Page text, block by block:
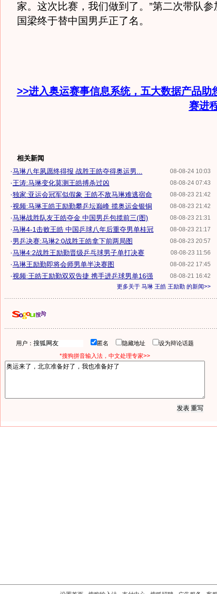
家。这次比赛，我们做到了。”第二次带队
国梁终于替中国男乒正了名。
>>进入奥运赛事信息系统，五大数据产品助
赛进
相关新闻
08-08-24 10:03
·马琳八年夙愿终得报 战胜王皓夺得奥运男...
08-08-24 07:43
·王涛:马琳变化莫测王皓搏杀过凶
08-08-23 21:42
·独家:亚运会冠军似假象 王皓不敌马琳难逃宿命
08-08-23 21:42
·视频:马琳王皓王励勤攀乒坛巅峰 揽奥运金银铜
08-08-23 21:31
·马琳战胜队友王皓夺金 中国男乒包揽前三(图)
08-08-23 21:17
·马琳4-1击败王皓 中国乒球八年后重夺男单桂冠
08-08-23 20:57
·男乒决赛:马琳2:0战胜王皓拿下前两局图
08-08-23 11:56
·马琳4:2战胜王励勤晋级乒乓球男子单打决赛
08-08-22 17:45
·马琳王励勤即将会师男单半决赛图
08-08-21 16:42
·视频:王皓王励勤双双告捷 携手进乒球男单16强
更多关于 马琳 王皓 王励勤 的新闻>>
用户： 匿名 隐藏地址
设为辩论话题
*搜狗拼音输入法，中文处理专家>>